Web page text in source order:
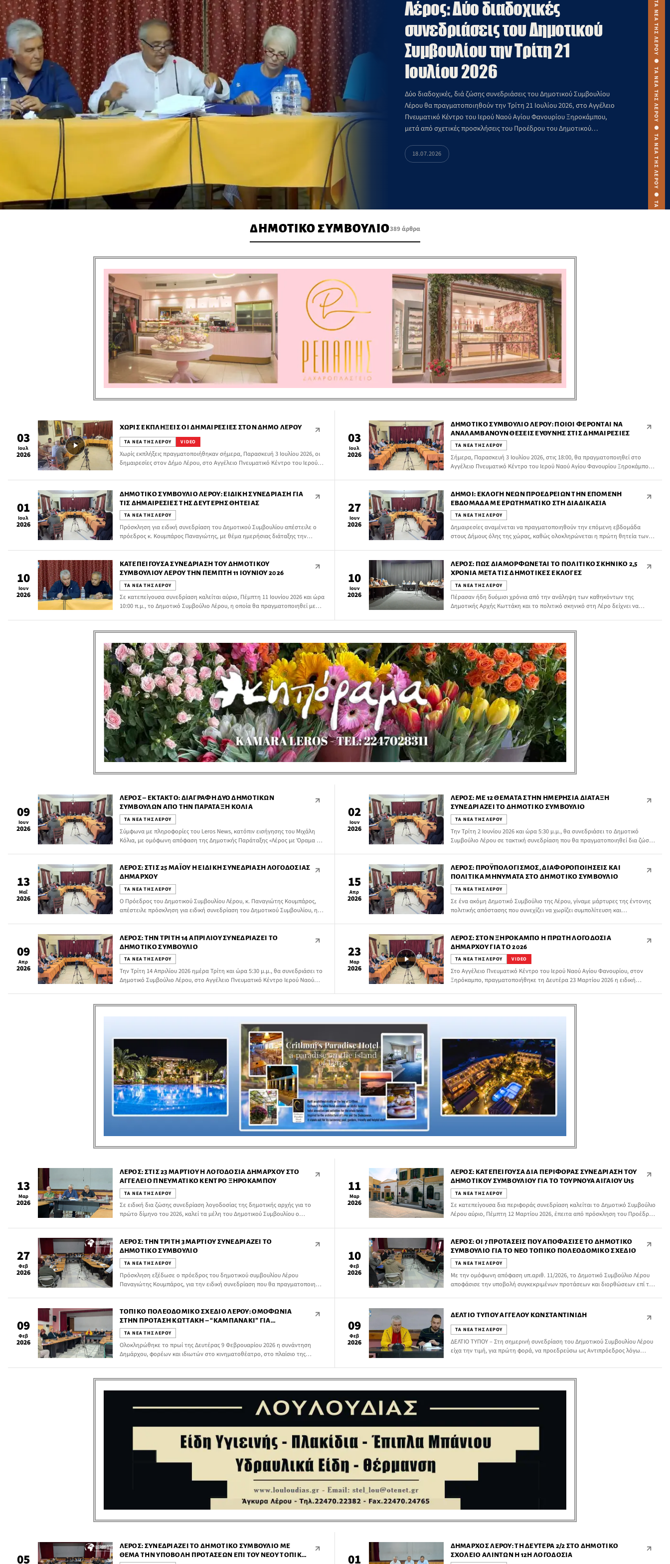
Λέρος: Δύο διαδοχικές
συνεδριάσεις του Δημοτικού
Συμβουλίου την Τρίτη 21
Ιουλίου 2026
Δύο διαδοχικές, διά ζώσης συνεδριάσεις του Δημοτικού Συμβουλίου
Λέρου θα πραγματοποιηθούν την Τρίτη 21 Ιουλίου 2026, στο Αγγέλειο
Πνευματικό Κέντρο του Ιερού Ναού Αγίου Φανουρίου Ξηροκάμπου,
μετά από σχετικές προσκλήσεις του Προέδρου του Δημοτικού
18.07.2026 ΤΑ ΝΕΑ ΤΗΣ ΛΕΡΟΥ ● ΤΑ ΝΕΑ ΤΗΣ ΛΕΡΟΥ ● ΤΑ ΝΕΑ ΤΗΣ ΛΕΡΟΥ ● ΤΑ ΝΕΑ ΤΗΣ ΛΕΡΟΥ ● ΤΑ ΝΕΑ ΤΗΣ ΛΕΡΟΥ ● ΤΑ ΝΕΑ ΤΗΣ ΛΕΡΟΥ ● ΤΑ ΝΕΑ ΤΗΣ ΛΕΡΟΥ ● ΤΑ ΝΕΑ ΤΗΣ ΛΕΡΟΥ ● ΤΑ ΝΕΑ ΤΗΣ ΛΕΡΟΥ ● ΤΑ ΝΕΑ ΤΗΣ ΛΕΡΟΥ ●
ΔΗΜΟΤΙΚΟ ΣΥΜΒΟΥΛΙΟ389 άρθρα
03
Ιουλ
2026
ΧΩΡΊΣ ΕΚΠΛΉΞΕΙΣ ΟΙ ΔΗΜΑΙΡΕΣΊΕΣ ΣΤΟΝ ΔΉΜΟ ΛΈΡΟΥ
ΤΑ ΝΕΑ ΤΗΣ ΛΕΡΟΥ VIDEO
Χωρίς εκπλήξεις πραγματοποιήθηκαν σήμερα, Παρασκευή 3 Ιουλίου 2026, οι
δημαιρεσίες στον Δήμο Λέρου, στο Αγγέλειο Πνευματικό Κέντρο του Ιερού
03
Ιουλ
2026
ΔΗΜΟΤΙΚΌ ΣΥΜΒΟΎΛΙΟ ΛΈΡΟΥ: ΠΟΙΟΙ ΦΈΡΟΝΤΑΙ ΝΑ
ΑΝΑΛΑΜΒΆΝΟΥΝ ΘΈΣΕΙΣ ΕΥΘΎΝΗΣ ΣΤΙΣ ΔΗΜΑΙΡΕΣΊΕΣ
ΤΑ ΝΕΑ ΤΗΣ ΛΕΡΟΥ
Σήμερα, Παρασκευή 3 Ιουλίου 2026, στις 18:00, θα πραγματοποιηθεί στο
Αγγέλειο Πνευματικό Κέντρο του Ιερού Ναού Αγίου Φανουρίου Ξηροκάμπου
Δημοτικής Επιτροπής, για τη δεύτερη θητεία της τρέχουσας δημοτικής
περιόδου.
01
Ιουλ
2026
ΔΗΜΟΤΙΚΌ ΣΥΜΒΟΎΛΙΟ ΛΈΡΟΥ: ΕΙΔΙΚΉ ΣΥΝΕΔΡΊΑΣΗ ΓΙΑ
ΤΙΣ ΔΗΜΑΙΡΕΣΊΕΣ ΤΗΣ ΔΕΎΤΕΡΗΣ ΘΗΤΕΊΑΣ
ΤΑ ΝΕΑ ΤΗΣ ΛΕΡΟΥ
Πρόσκληση για ειδική συνεδρίαση του Δημοτικού Συμβουλίου απέστειλε ο
πρόεδρος κ. Κουμπάρος Παναγιώτης, με θέμα ημερήσιας διάταξης την
δημοτικής περιόδου».
27
Ιουν
2026
ΔΉΜΟΙ: ΕΚΛΟΓΉ ΝΈΩΝ ΠΡΟΕΔΡΕΊΩΝ ΤΗΝ ΕΠΌΜΕΝΗ
ΕΒΔΟΜΆΔΑ ΜΕ ΕΡΩΤΗΜΑΤΙΚΌ ΣΤΗ ΔΙΑΔΙΚΑΣΊΑ
ΤΑ ΝΕΑ ΤΗΣ ΛΕΡΟΥ
Δημαιρεσίες αναμένεται να πραγματοποιηθούν την επόμενη εβδομάδα
στους Δήμους όλης της χώρας, καθώς ολοκληρώνεται η πρώτη θητεία των
10
Ιουν
2026
ΚΑΤΕΠΕΊΓΟΥΣΑ ΣΥΝΕΔΡΊΑΣΗ ΤΟΥ ΔΗΜΟΤΙΚΟΎ
ΣΥΜΒΟΥΛΊΟΥ ΛΈΡΟΥ ΤΗΝ ΠΈΜΠΤΗ 11 ΙΟΥΝΊΟΥ 2026
ΤΑ ΝΕΑ ΤΗΣ ΛΕΡΟΥ
Σε κατεπείγουσα συνεδρίαση καλείται αύριο, Πέμπτη 11 Ιουνίου 2026 και ώρα
10:00 π.μ., το Δημοτικό Συμβούλιο Λέρου, η οποία θα πραγματοποιηθεί με
10
Ιουν
2026
ΛΈΡΟΣ: ΠΏΣ ΔΙΑΜΟΡΦΏΝΕΤΑΙ ΤΟ ΠΟΛΙΤΙΚΌ ΣΚΗΝΙΚΌ 2,5
ΧΡΌΝΙΑ ΜΕΤΆ ΤΙΣ ΔΗΜΟΤΙΚΈΣ ΕΚΛΟΓΈΣ
ΤΑ ΝΕΑ ΤΗΣ ΛΕΡΟΥ
Πέρασαν ήδη δυόμισι χρόνια από την ανάληψη των καθηκόντων της
Δημοτικής Αρχής Κωττάκη και το πολιτικό σκηνικό στη Λέρο δείχνει να
09
Ιουν
2026
ΛΈΡΟΣ – ΈΚΤΑΚΤΟ: ΔΙΑΓΡΑΦΉ ΔΎΟ ΔΗΜΟΤΙΚΏΝ
ΣΥΜΒΟΎΛΩΝ ΑΠΌ ΤΗΝ ΠΑΡΆΤΑΞΗ ΚΌΛΙΑ
ΤΑ ΝΕΑ ΤΗΣ ΛΕΡΟΥ
Σύμφωνα με πληροφορίες του Leros News, κατόπιν εισήγησης του Μιχάλη
Κόλια, με ομόφωνη απόφαση της Δημοτικής Παράταξης «Λέρος με Όραμα και
02
Ιουν
2026
ΛΈΡΟΣ: ΜΕ 12 ΘΈΜΑΤΑ ΣΤΗΝ ΗΜΕΡΉΣΙΑ ΔΙΆΤΑΞΗ
ΣΥΝΕΔΡΙΆΖΕΙ ΤΟ ΔΗΜΟΤΙΚΌ ΣΥΜΒΟΎΛΙΟ
ΤΑ ΝΕΑ ΤΗΣ ΛΕΡΟΥ
Την Τρίτη 2 Ιουνίου 2026 και ώρα 5:30 μ.μ., θα συνεδριάσει το Δημοτικό
Συμβούλιο Λέρου σε τακτική συνεδρίαση που θα πραγματοποιηθεί δια ζώσης
13
Μαΐ
2026
ΛΈΡΟΣ: ΣΤΙΣ 25 ΜΑΪ́ΟΥ Η ΕΙΔΙΚΉ ΣΥΝΕΔΡΊΑΣΗ ΛΟΓΟΔΟΣΊΑΣ
ΔΗΜΆΡΧΟΥ
ΤΑ ΝΕΑ ΤΗΣ ΛΕΡΟΥ
Ο Πρόεδρος του Δημοτικού Συμβουλίου Λέρου, κ. Παναγιώτης Κουμπάρος,
απέστειλε πρόσκληση για ειδική συνεδρίαση του Δημοτικού Συμβουλίου, η
Φανουρίου Ξηροκάμπου.
15
Απρ
2026
ΛΈΡΟΣ: ΠΡΟΫΠΟΛΟΓΙΣΜΌΣ, ΔΙΑΦΟΡΟΠΟΙΉΣΕΙΣ ΚΑΙ
ΠΟΛΙΤΙΚΆ ΜΗΝΎΜΑΤΑ ΣΤΟ ΔΗΜΟΤΙΚΌ ΣΥΜΒΟΎΛΙΟ
ΤΑ ΝΕΑ ΤΗΣ ΛΕΡΟΥ
Σε ένα ακόμη Δημοτικό Συμβούλιο της Λέρου, γίναμε μάρτυρες της έντονης
πολιτικής απόστασης που συνεχίζει να χωρίζει συμπολίτευση και
09
Απρ
2026
ΛΈΡΟΣ: ΤΗΝ ΤΡΊΤΗ 14 ΑΠΡΙΛΊΟΥ ΣΥΝΕΔΡΙΆΖΕΙ ΤΟ
ΔΗΜΟΤΙΚΌ ΣΥΜΒΟΎΛΙΟ
ΤΑ ΝΕΑ ΤΗΣ ΛΕΡΟΥ
Την Τρίτη 14 Απριλίου 2026 ημέρα Τρίτη και ώρα 5:30 μ.μ., θα συνεδριάσει το
Δημοτικό Συμβούλιο Λέρου, στο Αγγέλειο Πνευματικό Κέντρο Ιερού Ναού
23
Μαρ
2026
ΛΈΡΟΣ: ΣΤΟΝ ΞΗΡΌΚΑΜΠΟ Η ΠΡΏΤΗ ΛΟΓΟΔΟΣΊΑ
ΔΗΜΆΡΧΟΥ ΓΙΑ ΤΟ 2026
ΤΑ ΝΕΑ ΤΗΣ ΛΕΡΟΥ VIDEO
Στο Αγγέλειο Πνευματικό Κέντρο του Ιερού Ναού Αγίου Φανουρίου, στον
Ξηρόκαμπο, πραγματοποιήθηκε τη Δευτέρα 23 Μαρτίου 2026 η ειδική
13
Μαρ
2026
ΛΈΡΟΣ: ΣΤΙΣ 23 ΜΑΡΤΊΟΥ Η ΛΟΓΟΔΟΣΊΑ ΔΗΜΆΡΧΟΥ ΣΤΟ
ΑΓΓΈΛΕΙΟ ΠΝΕΥΜΑΤΙΚΌ ΚΈΝΤΡΟ ΞΗΡΟΚΆΜΠΟΥ
ΤΑ ΝΕΑ ΤΗΣ ΛΕΡΟΥ
Σε ειδική δια ζώσης συνεδρίαση λογοδοσίας της δημοτικής αρχής για το
πρώτο δίμηνο του 2026, καλεί τα μέλη του Δημοτικού Συμβουλίου ο
11
Μαρ
2026
ΛΈΡΟΣ: ΚΑΤΕΠΕΊΓΟΥΣΑ ΔΙΑ ΠΕΡΙΦΟΡΆΣ ΣΥΝΕΔΡΊΑΣΗ ΤΟΥ
ΔΗΜΟΤΙΚΟΎ ΣΥΜΒΟΥΛΊΟΥ ΓΙΑ ΤΟ ΤΟΥΡΝΟΥΆ ΑΙΓΑΊΟΥ U15
ΤΑ ΝΕΑ ΤΗΣ ΛΕΡΟΥ
Σε κατεπείγουσα δια περιφοράς συνεδρίαση καλείται το Δημοτικό Συμβούλιο
Λέρου αύριο, Πέμπτη 12 Μαρτίου 2026, έπειτα από πρόσκληση του Προέδρου
27
Φεβ
2026
ΛΈΡΟΣ: ΤΗΝ ΤΡΊΤΗ 3 ΜΑΡΤΊΟΥ ΣΥΝΕΔΡΙΆΖΕΙ ΤΟ
ΔΗΜΟΤΙΚΌ ΣΥΜΒΟΎΛΙΟ
ΤΑ ΝΕΑ ΤΗΣ ΛΕΡΟΥ
Πρόσκληση εξέδωσε ο πρόεδρος του δημοτικού συμβουλίου Λέρου
Παναγιώτης Κουμπάρος, για την ειδική συνεδρίαση που θα πραγματοποιηθεί
ημερήσια διάταξη το παρακάτω:
10
Φεβ
2026
ΛΈΡΟΣ: ΟΙ 7 ΠΡΟΤΆΣΕΙΣ ΠΟΥ ΑΠΟΦΆΣΙΣΕ ΤΟ ΔΗΜΟΤΙΚΌ
ΣΥΜΒΟΎΛΙΟ ΓΙΑ ΤΟ ΝΈΟ ΤΟΠΙΚΌ ΠΟΛΕΟΔΟΜΙΚΌ ΣΧΈΔΙΟ
ΤΑ ΝΕΑ ΤΗΣ ΛΕΡΟΥ
Με την ομόφωνη απόφαση υπ.αριθ. 11/2026, το Δημοτικό Συμβούλιο Λέρου
αποφάσισε την υποβολή συγκεκριμένων προτάσεων και διορθώσεων επί του
09
Φεβ
2026
ΤΟΠΙΚΌ ΠΟΛΕΟΔΟΜΙΚΌ ΣΧΈΔΙΟ ΛΈΡΟΥ: ΟΜΟΦΩΝΊΑ
ΣΤΗΝ ΠΡΌΤΑΣΗ ΚΩΤΤΆΚΗ – “ΚΑΜΠΑΝΆΚΙ” ΓΙΑ
ΙΔΙΟΚΤΉΤΕΣ ΟΙΚΟΠΈΔΩΝ
ΤΑ ΝΕΑ ΤΗΣ ΛΕΡΟΥ
Ολοκληρώθηκε το πρωί της Δευτέρας 9 Φεβρουαρίου 2026 η συνάντηση
Δημάρχου, φορέων και ιδιωτών στο κινηματοθέατρο, στο πλαίσιο της
που είχε πραγματοποιηθεί την Τρίτη 3 Φεβρουαρίου.
09
Φεβ
2026
ΔΕΛΤΊΟ ΤΎΠΟΥ ΆΓΓΕΛΟΥ ΚΩΝΣΤΑΝΤΙΝΊΔΗ
ΤΑ ΝΕΑ ΤΗΣ ΛΕΡΟΥ
ΔΕΛΤΙΟ ΤΥΠΟΥ – Στη σημερινή συνεδρίαση του Δημοτικού Συμβουλίου Λέρου
είχα την τιμή, για πρώτη φορά, να προεδρεύσω ως Αντιπρόεδρος λόγω
05
ΛΈΡΟΣ: ΣΥΝΕΔΡΙΆΖΕΙ ΤΟ ΔΗΜΟΤΙΚΌ ΣΥΜΒΟΎΛΙΟ ΜΕ
ΘΈΜΑ ΤΗΝ ΥΠΟΒΟΛΉ ΠΡΟΤΆΣΕΩΝ ΕΠΊ ΤΟΥ ΝΈΟΥ ΤΟΠΙΚΟΎ
01
ΔΉΜΑΡΧΟΣ ΛΈΡΟΥ: ΤΗ ΔΕΥΤΈΡΑ 2/2 ΣΤΟ ΔΗΜΟΤΙΚΌ
ΣΧΟΛΕΊΟ ΑΛΊΝΤΩΝ Η 12Η ΛΟΓΟΔΟΣΊΑ